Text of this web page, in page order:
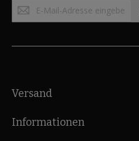
zum
Versand
Informationen